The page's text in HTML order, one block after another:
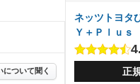
について聞く
ネッツトヨタ
Ｙ＋Ｐｌｕｓ
正